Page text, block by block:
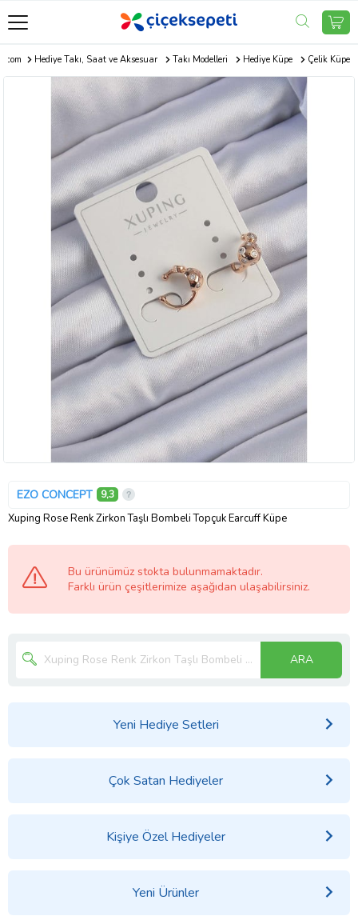
Hediye Takı, Saat ve Aksesuar Takı Modelleri Hediye Küpe Çelik Küpe
EZO CONCEPT 9,3
Xuping Rose Renk Zirkon Taşlı Bombeli Topçuk Earcuff Küpe
Bu ürünümüz stokta bulunmamaktadır.
Farklı ürün çeşitlerimize aşağıdan ulaşabilirsiniz.
ARA
Yeni Hediye Setleri
Çok Satan Hediyeler
Kişiye Özel Hediyeler
Yeni Ürünler